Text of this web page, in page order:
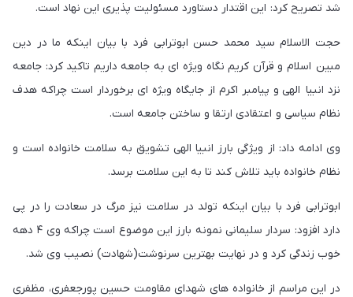
شد تصریح کرد: این اقتدار دستاورد مسئولیت پذیری این نهاد است.
حجت الاسلام سید محمد حسن ابوترابی فرد با بیان اینکه ما در دین
مبین اسلام و قرآن کریم نگاه ویژه ای به جامعه داریم تاکید کرد: جامعه
نزد انبیا الهی و پیامبر اکرم از جایگاه ویژه ای برخوردار است چراکه هدف
نظام سیاسی و اعتقادی ارتقا و ساختن جامعه است.
وی ادامه داد: از ویژگی بارز انبیا الهی تشویق به سلامت خانواده است و
نظام خانواده باید تلاش کند تا به این سلامت برسد.
ابوترابی فرد با بیان اینکه تولد در سلامت نیز مرگ در سعادت را در پی
دارد افزود: سردار سلیمانی نمونه بارز این موضوع است چراکه وی ۴ دهه
خوب زندگی کرد و در نهایت بهترین سرنوشت(شهادت) نصیب وی شد.
در این مراسم از خانواده های شهدای مقاومت حسین پورجعفری، مظفری